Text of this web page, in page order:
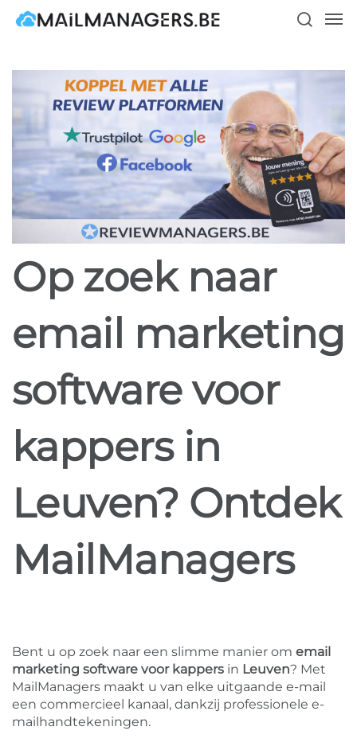
Skip
Op zoek naar
email marketing
software voor
kappers in
Leuven? Ontdek
MailManagers
Bent u op zoek naar een slimme manier om email
marketing software voor kappers in Leuven? Met
MailManagers maakt u van elke uitgaande e-mail
een commercieel kanaal, dankzij professionele e-
mailhandtekeningen.